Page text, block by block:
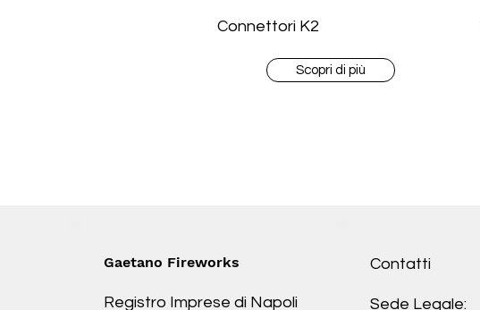
Connettori K2
Scopri di più
Gaetano Fireworks
Registro Imprese di Napoli
Contatti
Sede Legale: